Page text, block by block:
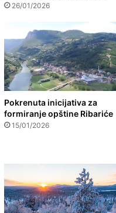
26/01/2026
Pokrenuta inicijativa za
formiranje opštine Ribariće
15/01/2026